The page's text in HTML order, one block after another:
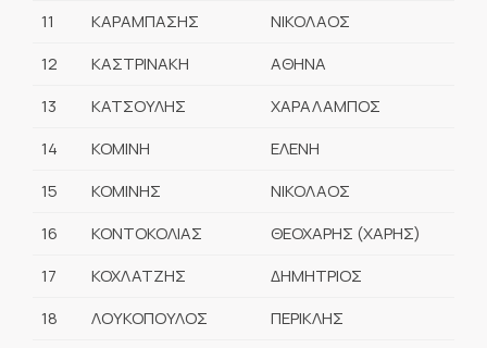
11
ΚΑΡΑΜΠΑΣΗΣ
ΝΙΚΟΛΑΟΣ
12
ΚΑΣΤΡΙΝΑΚΗ
ΑΘΗΝΑ
13
ΚΑΤΣΟΥΛΗΣ
ΧΑΡΑΛΑΜΠΟΣ
14
ΚΟΜΙΝΗ
ΕΛΕΝΗ
15
ΚΟΜΙΝΗΣ
ΝΙΚΟΛΑΟΣ
16
ΚΟΝΤΟΚΟΛΙΑΣ
ΘΕΟΧΑΡΗΣ (ΧΑΡΗΣ)
17
ΚΟΧΛΑΤΖΗΣ
ΔΗΜΗΤΡΙΟΣ
18
ΛΟΥΚΟΠΟΥΛΟΣ
ΠΕΡΙΚΛΗΣ